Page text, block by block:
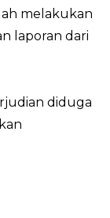
melakukan
laporan dari
diduga